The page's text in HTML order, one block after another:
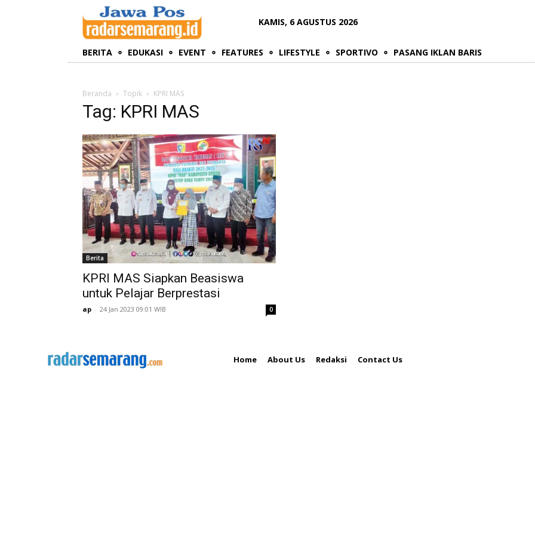
KAMIS, 6 AGUSTUS 2026
BERITA EDUKASI EVENT FEATURES LIFESTYLE SPORTIVO PASANG IKLAN BARIS
Beranda Topik KPRI MAS
Tag: KPRI MAS
Berita
KPRI MAS Siapkan Beasiswa
untuk Pelajar Berprestasi
ap - 24 Jan 2023 09:01 WIB 0
Home About Us Redaksi Contact Us